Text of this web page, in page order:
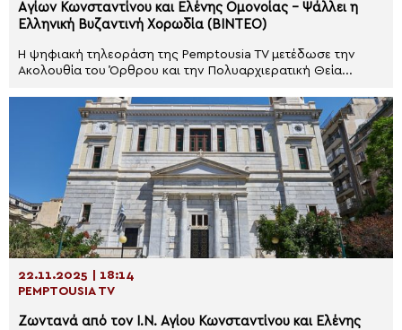
Aγίων Κωνσταντίνου και Ελένης Ομονοίας – Ψάλλει η
Ελληνική Βυζαντινή Χορωδία (ΒΙΝΤΕΟ)
Η ψηφιακή τηλεοράση της Pemptousia TV μετέδωσε την
Ακολουθία του Όρθρου και την Πολυαρχιερατική Θεία...
22.11.2025 | 18:14
PEMPTOUSIA TV
Ζωντανά από τον Ι.Ν. Αγίου Κωνσταντίνου και Ελένης